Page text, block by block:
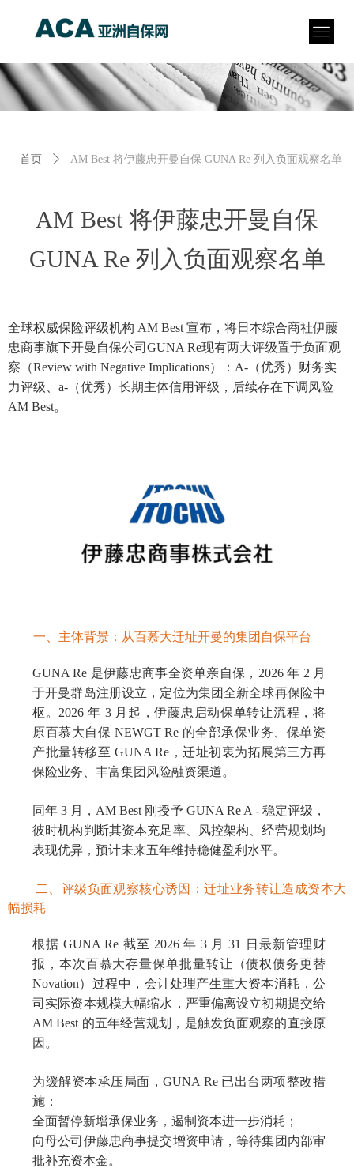
AM Best 将伊藤忠开曼自保
GUNA Re 列入负面观察名单
全球权威保险评级机构 AM Best 宣布，将日本综合商社伊藤
忠商事旗下开曼自保公司GUNA Re现有两大评级置于负面观
察（Review with Negative Implications）：A-（优秀）财务实
力评级、a-（优秀）长期主体信用评级，后续存在下调风险
AM Best。
一、主体背景：从百慕大迁址开曼的集团自保平台
GUNA Re 是伊藤忠商事全资单亲自保，2026 年 2 月
于开曼群岛注册设立，定位为集团全新全球再保险中
枢。2026 年 3 月起，伊藤忠启动保单转让流程，将
原百慕大自保 NEWGT Re 的全部承保业务、保单资
产批量转移至 GUNA Re，迁址初衷为拓展第三方再
保险业务、丰富集团风险融资渠道。
同年 3 月，AM Best 刚授予 GUNA Re A - 稳定评级，
彼时机构判断其资本充足率、风控架构、经营规划均
表现优异，预计未来五年维持稳健盈利水平。
二、评级负面观察核心诱因：迁址业务转让造成资本大
幅损耗
根据 GUNA Re 截至 2026 年 3 月 31 日最新管理财
报，本次百慕大存量保单批量转让（债权债务更替
Novation）过程中，会计处理产生重大资本消耗，公
司实际资本规模大幅缩水，严重偏离设立初期提交给
AM Best 的五年经营规划，是触发负面观察的直接原
因。
为缓解资本承压局面，GUNA Re 已出台两项整改措
施：
全面暂停新增承保业务，遏制资本进一步消耗；
向母公司伊藤忠商事提交增资申请，等待集团内部审
批补充资本金。
首页 ꄲ AM Best 将伊藤忠开曼自保 GUNA Re 列入负面观察名单